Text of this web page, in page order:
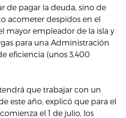
de pagar la deuda, sino de
acometer despidos en el
mayor empleador de la isla y
para una Administración
eficiencia (unos 3,400
que trabajar con un
este año, explicó que para el
el 1 de julio, los